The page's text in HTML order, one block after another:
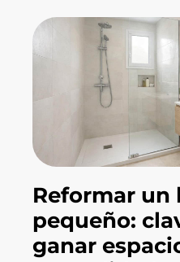
Reformar un
pequeño:
ganar